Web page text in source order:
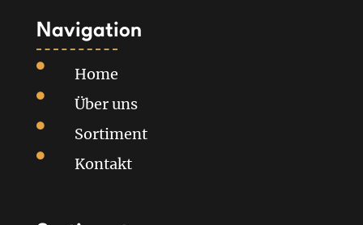
Navigation
 Home
 Über uns
 Sortiment
 Kontakt